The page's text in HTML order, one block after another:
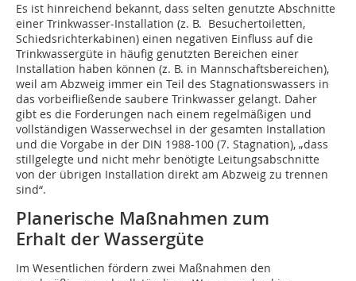
Es ist hinreichend bekannt, dass selten genutzte Abschnitte
einer Trinkwasser-Installation (z. B. Besuchertoiletten,
Schiedsrichterkabinen) einen negativen Einfluss auf die
Trinkwassergüte in häufig genutzten Bereichen einer
Installation haben können (z. B. in Mannschaftsbereichen),
weil am Abzweig immer ein Teil des Stagnationswassers in
das vorbeifließende saubere Trinkwasser gelangt. Daher
gibt es die Forderungen nach einem regelmäßigen und
vollständigen Wasserwechsel in der gesamten Installation
und die Vorgabe in der DIN 1988-100 (7. Stagnation), „dass
stillgelegte und nicht mehr benötigte Leitungsabschnitte
von der übrigen Installation ­direkt am Abzweig zu trennen
sind“.
Planerische Maßnahmen zum
Erhalt der Wassergüte
Im Wesentlichen fördern zwei Maßnahmen den